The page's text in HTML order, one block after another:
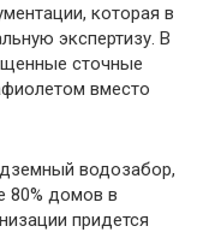
которая в
экспертизу. В
сточные
вместо
водозабор,
80% домов в
придется